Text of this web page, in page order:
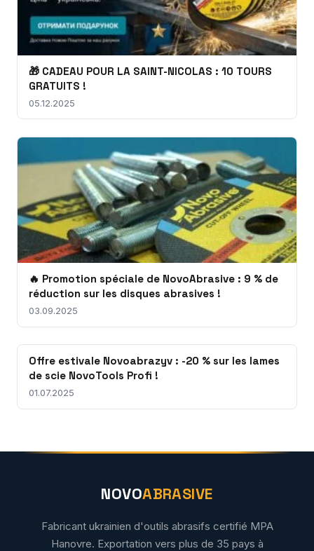
🎁 CADEAU POUR LA SAINT-NICOLAS : 10 TOURS
GRATUITS !
05.12.2025
🔥 Promotion spéciale de NovoAbrasive : 9 % de
réduction sur les disques abrasives !
03.09.2025
Offre estivale Novoabrazyv : -20 % sur les lames
de scie NovoTools Profi !
01.07.2025
NOVOABRASIVE
Fabricant ukrainien d'outils abrasifs certifié MPA
Hanovre. Exportation vers plus de 35 pays à